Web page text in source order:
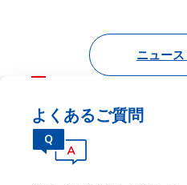
ニュー
よくあるご質問